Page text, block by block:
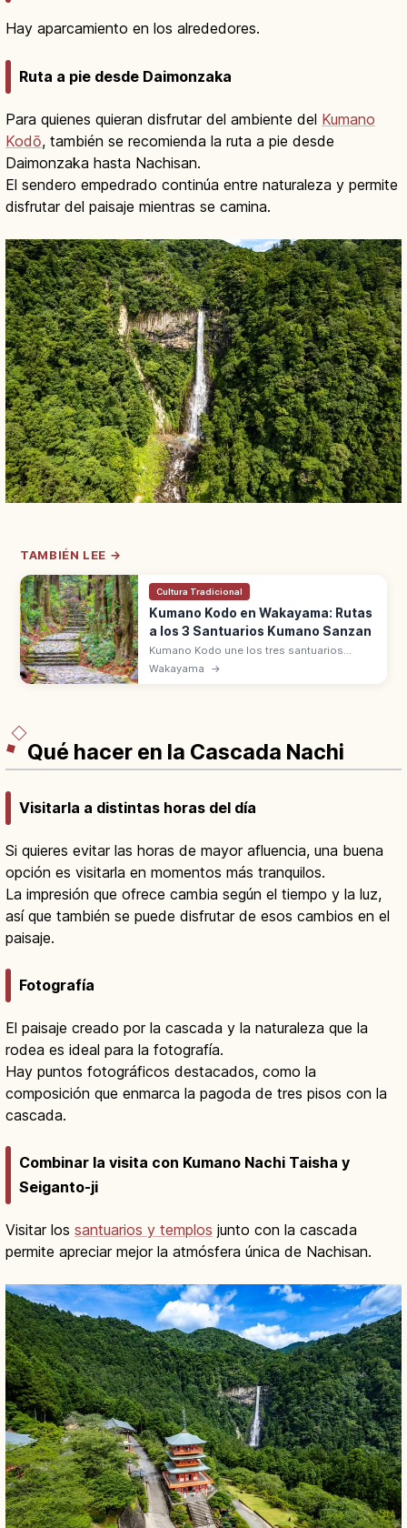
Hay aparcamiento en los alrededores.
Ruta a pie desde Daimonzaka
Para quienes quieran disfrutar del ambiente del Kumano
Kodō, también se recomienda la ruta a pie desde
Daimonzaka hasta Nachisan.
El sendero empedrado continúa entre naturaleza y permite
disfrutar del paisaje mientras se camina.
TAMBIÉN LEE →
Cultura Tradicional
Kumano Kodo en Wakayama: Rutas
a los 3 Santuarios Kumano Sanzan
Kumano Kodo une los tres santuarios
Kumano Sanzan: Hongu Taisha, Hayatama y
Nachi Taisha. Patrimonio UNESCO desde
Wakayama →
Qué hacer en la Cascada Nachi
Visitarla a distintas horas del día
Si quieres evitar las horas de mayor afluencia, una buena
opción es visitarla en momentos más tranquilos.
La impresión que ofrece cambia según el tiempo y la luz,
así que también se puede disfrutar de esos cambios en el
paisaje.
Fotografía
El paisaje creado por la cascada y la naturaleza que la
rodea es ideal para la fotografía.
Hay puntos fotográficos destacados, como la
composición que enmarca la pagoda de tres pisos con la
cascada.
Combinar la visita con Kumano Nachi Taisha y
Seiganto-ji
Visitar los santuarios y templos junto con la cascada
permite apreciar mejor la atmósfera única de Nachisan.